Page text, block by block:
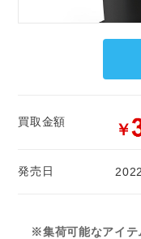
買取金額 ￥
発売日
※集荷可能なアイテ